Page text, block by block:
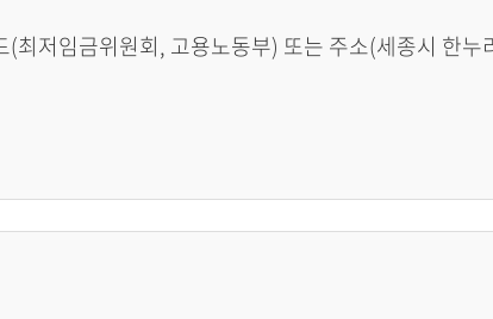
(최저임금위원회, 고용노동부) 또는 주소(세종시 한